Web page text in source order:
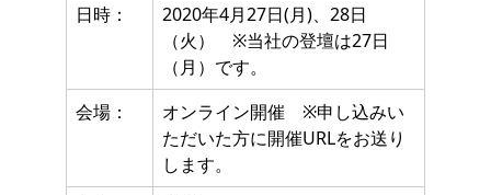
日時：
2020年4月27日(月)、28日
（火） ※当社の登壇は27日
（月）です。
会場：
オンライン開催 ※申し込みい
ただいた方に開催URLをお送り
します。